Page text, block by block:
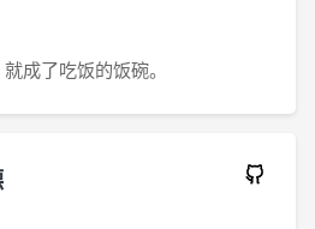
成了吃饭的饭碗。